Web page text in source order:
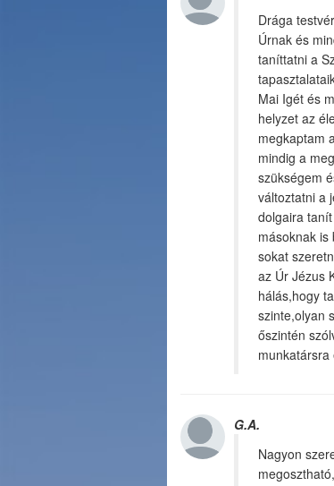
Drága
Úrnak és
taníttatni a
Mai Igét és
helyzet az
megkaptam
mindig a
szükségem
változtatni a
dolgaira
másoknak
sokat
az Úr Jézus
hálás,hogy
szinte,olyan
őszintén
munkatársra
G.A.
Nagyon